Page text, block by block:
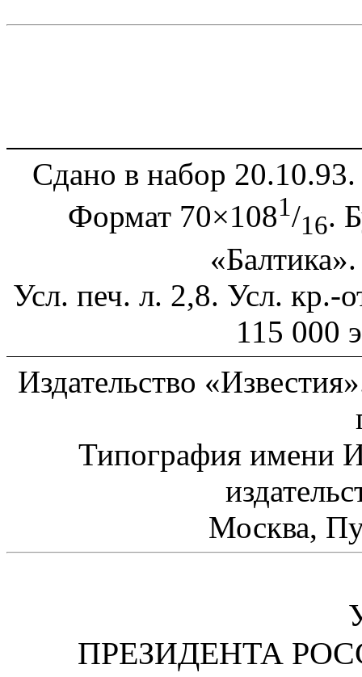
Сдано в набор
Формат 70×1081/16.
Усл. печ. л. 2,8. Усл. кр.-
115 000
Издательство
Типография имени
Москва,
ПРЕЗИДЕНТА